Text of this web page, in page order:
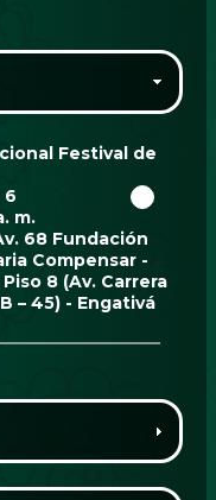
6
m.
Festival de
68 Fundación
Compensar -
8 (Av. Carrera
– 45) - Engativá